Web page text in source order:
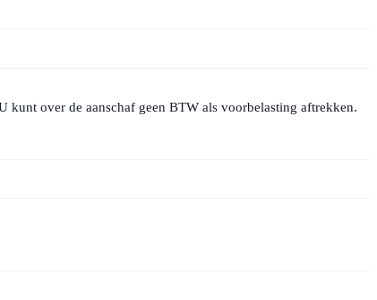
over de aanschaf geen BTW als voorbelasting aftrekken.